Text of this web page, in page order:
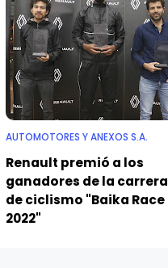
AUTOMOTORES Y ANEXOS S.A.
Renault premió a los
ganadores de la carrera
de ciclismo "Baika Race
2022"